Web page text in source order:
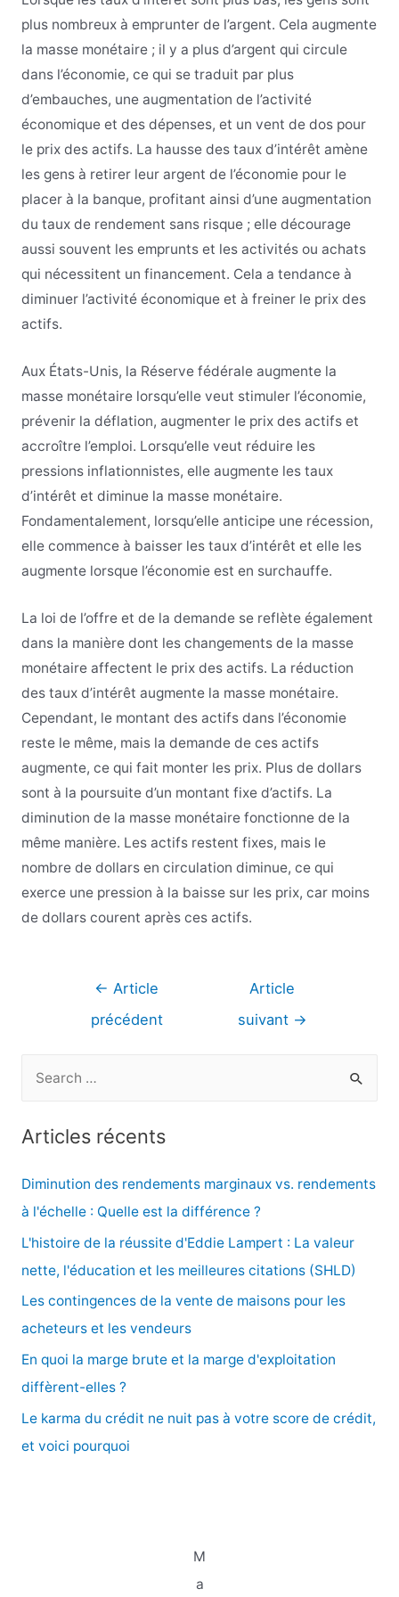
plus nombreux à emprunter de l’argent. Cela augmente
la masse monétaire ; il y a plus d’argent qui circule
dans l’économie, ce qui se traduit par plus
d’embauches, une augmentation de l’activité
économique et des dépenses, et un vent de dos pour
le prix des actifs. La hausse des taux d’intérêt amène
les gens à retirer leur argent de l’économie pour le
placer à la banque, profitant ainsi d’une augmentation
du taux de rendement sans risque ; elle décourage
aussi souvent les emprunts et les activités ou achats
qui nécessitent un financement. Cela a tendance à
diminuer l’activité économique et à freiner le prix des
actifs.
Aux États-Unis, la Réserve fédérale augmente la
masse monétaire lorsqu’elle veut stimuler l’économie,
prévenir la déflation, augmenter le prix des actifs et
accroître l’emploi. Lorsqu’elle veut réduire les
pressions inflationnistes, elle augmente les taux
d’intérêt et diminue la masse monétaire.
Fondamentalement, lorsqu’elle anticipe une récession,
elle commence à baisser les taux d’intérêt et elle les
augmente lorsque l’économie est en surchauffe.
La loi de l’offre et de la demande se reflète également
dans la manière dont les changements de la masse
monétaire affectent le prix des actifs. La réduction
des taux d’intérêt augmente la masse monétaire.
Cependant, le montant des actifs dans l’économie
reste le même, mais la demande de ces actifs
augmente, ce qui fait monter les prix. Plus de dollars
sont à la poursuite d’un montant fixe d’actifs. La
diminution de la masse monétaire fonctionne de la
même manière. Les actifs restent fixes, mais le
nombre de dollars en circulation diminue, ce qui
exerce une pression à la baisse sur les prix, car moins
de dollars courent après ces actifs.
Navigation
l’article
← Article
précédent
Article
suivant →
e
r
Articles récents
Diminution des rendements marginaux vs. rendements
à l'échelle : Quelle est la différence ?
L'histoire de la réussite d'Eddie Lampert : La valeur
nette, l'éducation et les meilleures citations (SHLD)
Les contingences de la vente de maisons pour les
acheteurs et les vendeurs
En quoi la marge brute et la marge d'exploitation
diffèrent-elles ?
Le karma du crédit ne nuit pas à votre score de crédit,
et voici pourquoi
M
a